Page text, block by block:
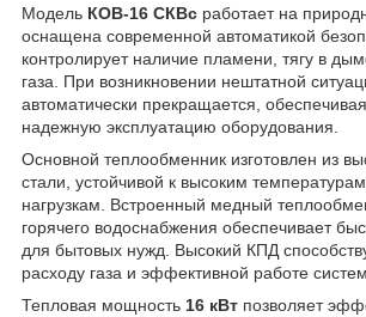
Модель КОВ-16 СКВс работает на
оснащена современной автоматикой
контролирует наличие пламени, тягу в
газа. При возникновении нештатной
автоматически прекращается,
надежную эксплуатацию оборудования.
Основной теплообменник изготовлен из
стали, устойчивой к высоким
нагрузкам. Встроенный медный
горячего водоснабжения обеспечивает
для бытовых нужд. Высокий КПД
расходу газа и эффективной работе
Тепловая мощность 16 кВт позволяет